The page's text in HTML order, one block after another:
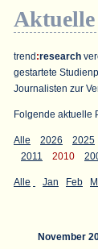
Aktuelle
trend :research
gestartete
Journalisten zur
Folgende aktuelle
Alle 2026 2025
2011
2010
Alle Jan Feb
November